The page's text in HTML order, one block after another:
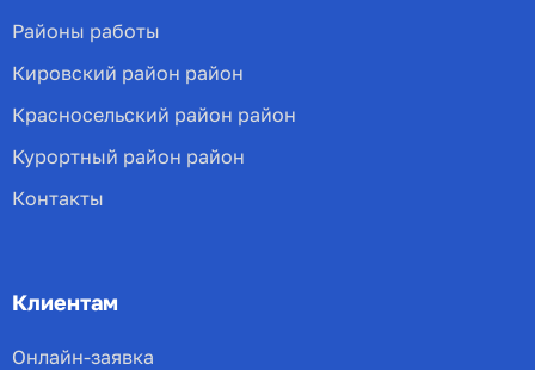
Районы работы
Кировский район район
Красносельский район район
Курортный район район
Контакты
Клиентам
Онлайн-заявка